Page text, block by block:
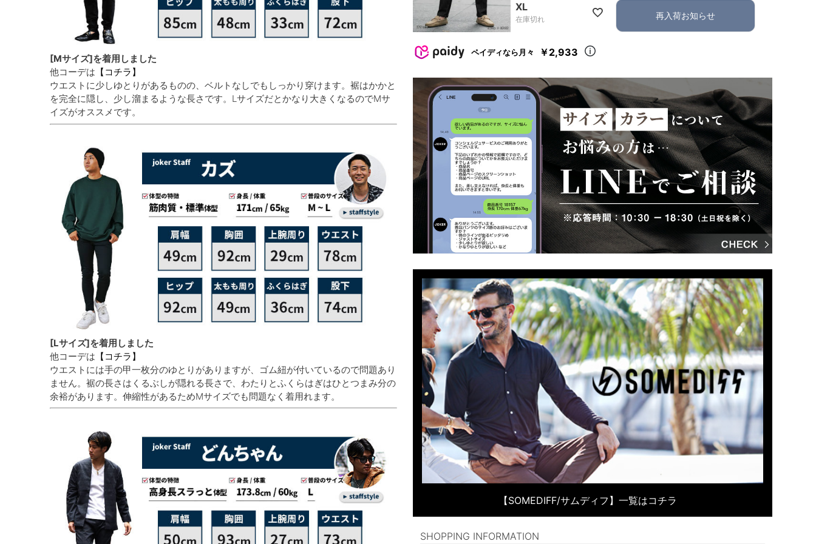
[Mサイズ]を着用しました
他コーデは 【コチラ】
ウエストに少しゆとりがあるものの、ベルトなしでもしっかり穿けます。裾はかかと
を完全に隠し、少し溜まるような長さです。Lサイズだとかなり大きくなるのでMサ
イズがオススメです。
[Lサイズ]を着用しました
他コーデは 【コチラ】
ウエストには手の甲一枚分のゆとりがありますが、ゴム紐が付いているので問題あり
ません。裾の長さはくるぶしが隠れる長さで、わたりとふくらはぎはひとつまみ分の
余裕があります。伸縮性があるためMサイズでも問題なく着用れます。
XL
在庫切れ 再入荷お知らせ
ペイディなら月々 ￥2,933
【SOMEDIFF/サムディフ】一覧はコチラ
SHOPPING INFORMATION